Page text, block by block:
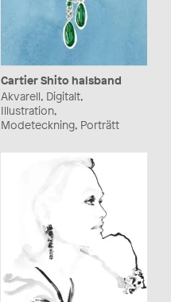
Cartier Shito halsband
Akvarell, Digitalt,
Illustration,
Modeteckning, Porträtt